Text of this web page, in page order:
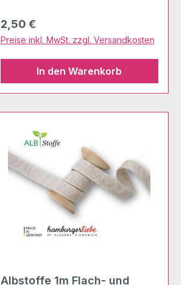
Regulärer Preis:
2,50 €
Preise inkl. MwSt. zzgl. Versandkosten
In den Warenkorb
Albstoffe 1m Flach- und